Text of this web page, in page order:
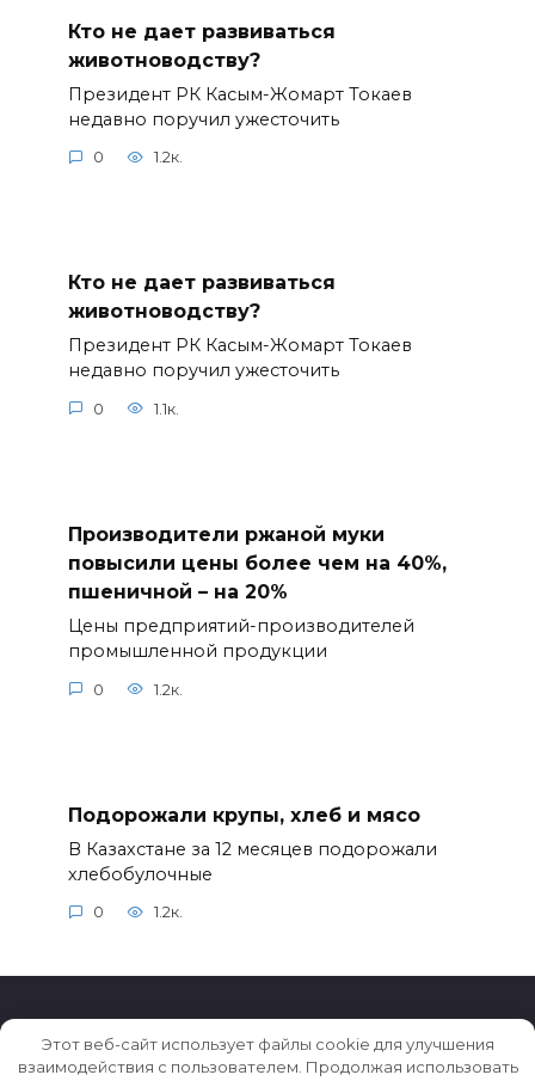
Кто не дает развиваться
животноводству?
Президент РК Касым-Жомарт Токаев
недавно поручил ужесточить
0 1.2к.
Кто не дает развиваться
животноводству?
Президент РК Касым-Жомарт Токаев
недавно поручил ужесточить
0 1.1к.
Производители ржаной муки
повысили цены более чем на 40%,
пшеничной – на 20%
Цены предприятий-производителей
промышленной продукции
0 1.2к.
Подорожали крупы, хлеб и мясо
В Казахстане за 12 месяцев подорожали
хлебобулочные
0 1.2к.
© 2026 Истории ★ Новости ★ Факты ★ Очерки
Этот веб-сайт использует файлы cookie для улучшения
взаимодействия с пользователем. Продолжая использовать